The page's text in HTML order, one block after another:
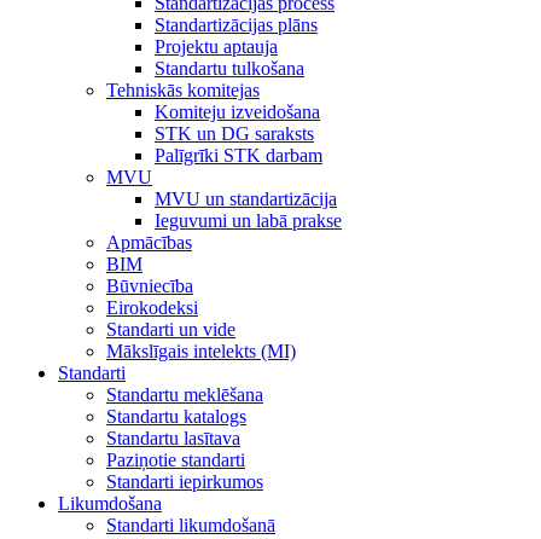
Standartizācijas plāns
Projektu aptauja
Standartu tulkošana
Tehniskās komitejas
Komiteju izveidošana
STK un DG saraksts
Palīgrīki STK darbam
MVU
MVU un standartizācija
Ieguvumi un labā prakse
Apmācības
BIM
Būvniecība
Eirokodeksi
Standarti un vide
Mākslīgais intelekts (MI)
Standarti
Standartu meklēšana
Standartu katalogs
Standartu lasītava
Paziņotie standarti
Standarti iepirkumos
Likumdošana
Standarti likumdošanā